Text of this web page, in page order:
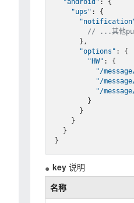
"ups" : {
// ...其他
"options" : {
"HW" : {
"/
"/
"/
key 说明
名称